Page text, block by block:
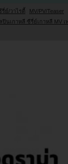
รี่ย์/วาไรตี้
MV/PV/Teaser
ปินเกาหลี ซีรี่ย์เกาหลี MV